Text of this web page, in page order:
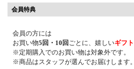
会員特典
会員の方には
お買い物5回・10回 ごとに、嬉しいギフト
※定期購入でのお買い物は対象外です。
※商品はスタッフが選んでお届けします。